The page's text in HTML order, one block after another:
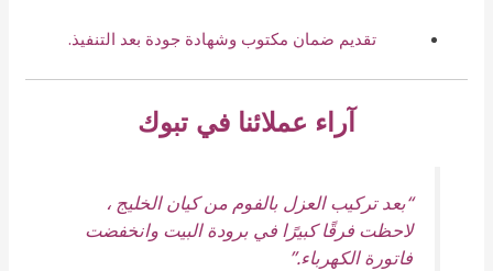
تقديم ضمان مكتوب وشهادة جودة بعد التنفيذ.
آراء عملائنا في تبوك
“بعد تركيب العزل بالفوم من كيان الخليج ،
لاحظت فرقًا كبيرًا في برودة البيت وانخفضت
فاتورة الكهرباء.”